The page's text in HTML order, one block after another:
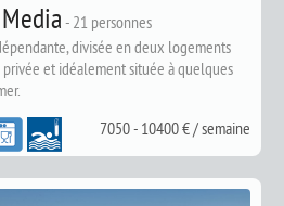
- 21 personnes
divisée en deux logements
et idéalement située à quelques
7050 - 10400 € / semaine